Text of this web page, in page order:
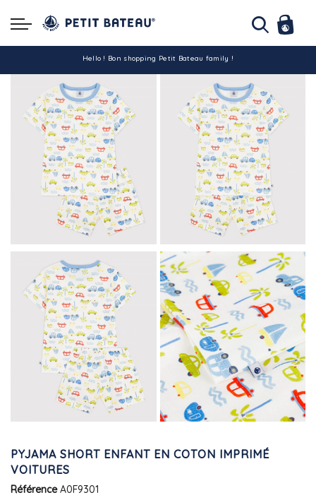
La livraison est assurée partout en Tunisie !
-10% pour tout paiement par carte bancaire (hors promo)
PYJAMA SHORT ENFANT EN COTON IMPRIMÉ
VOITURES
Référence A0F9301